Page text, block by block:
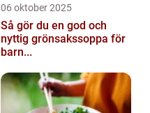
06 oktober 2025
Så gör du en god och
nyttig grönsakssoppa för
barn...